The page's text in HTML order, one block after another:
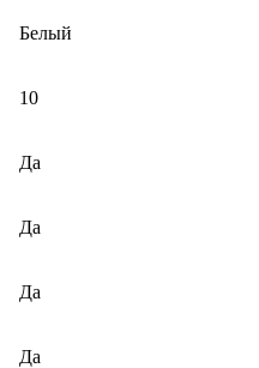
Белый
10
Да
Да
Да
Да